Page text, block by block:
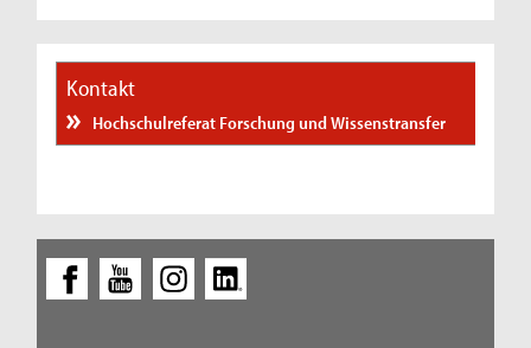
Kontakt
Hochschulreferat Forschung und Wissenstransfer